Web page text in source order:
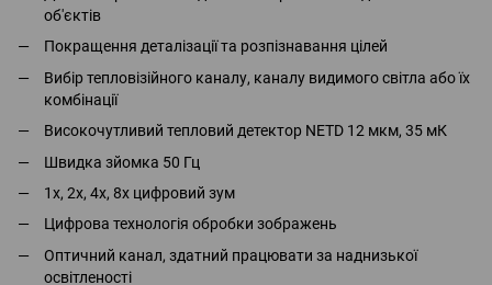
об'єктів
Покращення деталізації та розпізнавання цілей
Вибір тепловізійного каналу, каналу видимого світла або їх
комбінації
Високочутливий тепловий детектор NETD 12 мкм, 35 мК
Швидка зйомка 50 Гц
1х, 2х, 4х, 8х цифровий зум
Цифрова технологія обробки зображень
Оптичний канал, здатний працювати за наднизької
освітленості